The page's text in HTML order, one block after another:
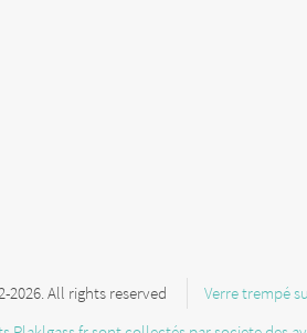
2026. All rights reserved
Verre trempé